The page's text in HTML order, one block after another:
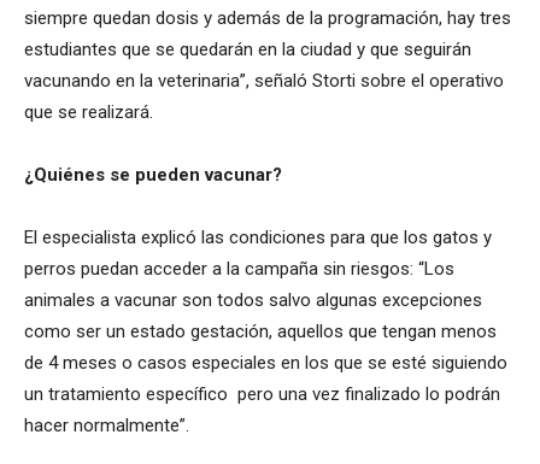
siempre quedan dosis y además de la programación, hay tres
estudiantes que se quedarán en la ciudad y que seguirán
vacunando en la veterinaria”, señaló Storti sobre el operativo
que se realizará.
¿Quiénes se pueden vacunar?
El especialista explicó las condiciones para que los gatos y
perros puedan acceder a la campaña sin riesgos: “Los
animales a vacunar son todos salvo algunas excepciones
como ser un estado gestación, aquellos que tengan menos
de 4 meses o casos especiales en los que se esté siguiendo
un tratamiento específico pero una vez finalizado lo podrán
hacer normalmente”.